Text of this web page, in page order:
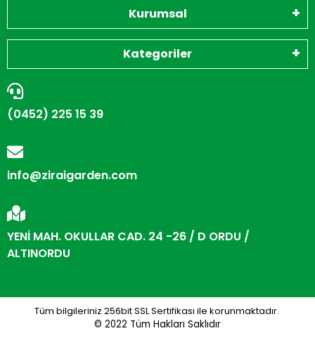
Kurumsal
Kategoriler
(0452) 225 15 39
info@ziraigarden.com
YENİ MAH. OKULLAR CAD. 24 -26 / D ORDU /
ALTINORDU
Tüm bilgileriniz 256bit SSL Sertifikası ile korunmaktadır.
© 2022 Tüm Hakları Saklıdır